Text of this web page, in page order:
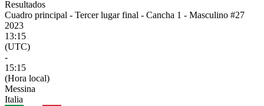
Resultados
Cuadro principal - Tercer lugar final - Cancha 1 - Masculino #27
2023
13:15
(UTC)
-
15:15
(Hora local)
Messina
Italia